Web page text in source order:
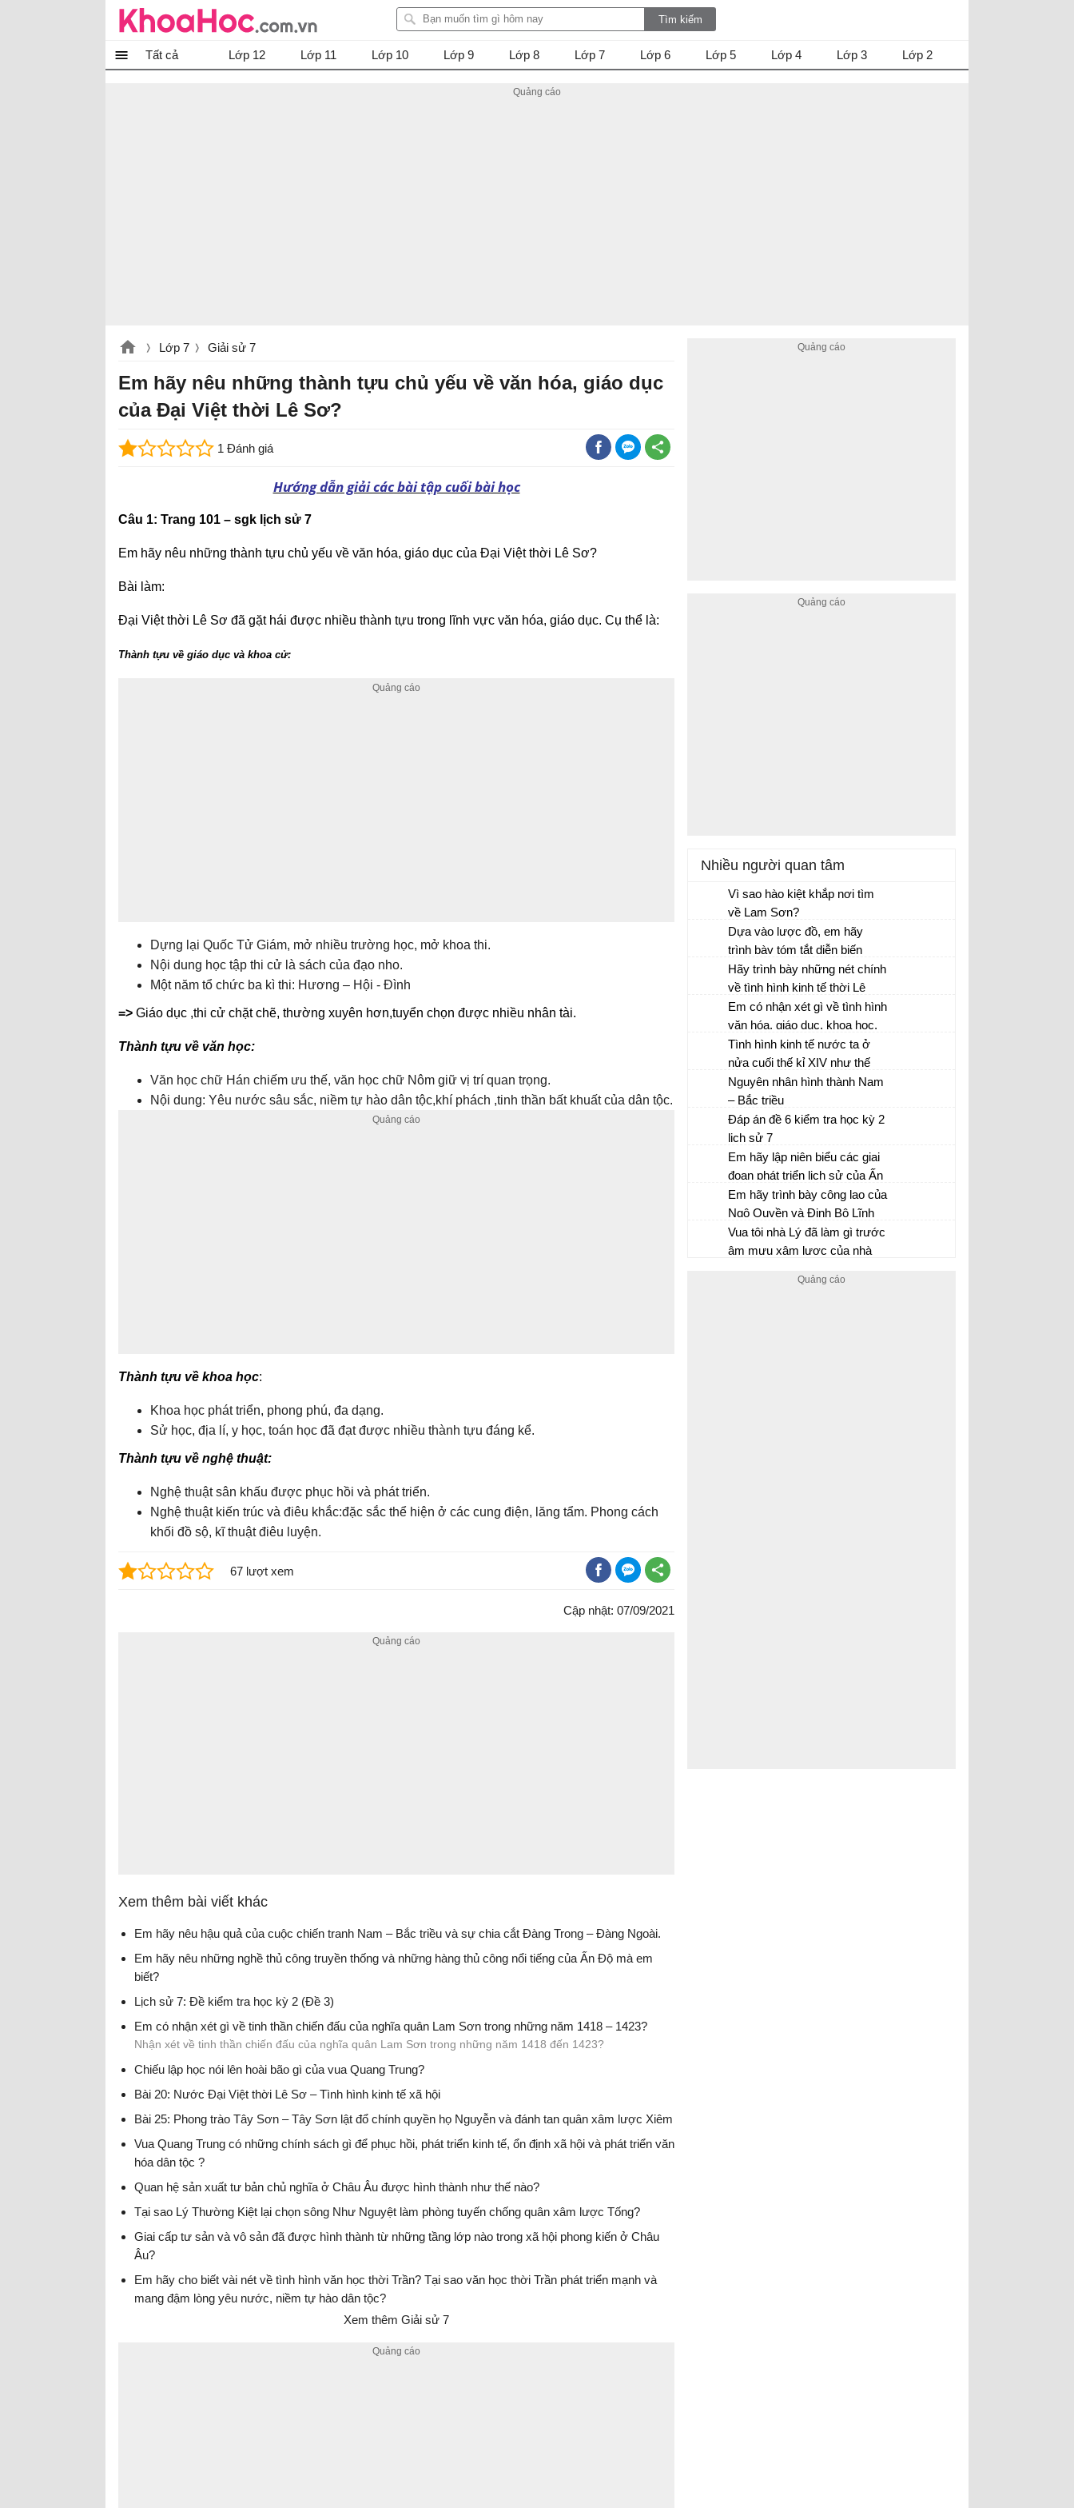
Tất cả Lớp 12 Lớp 11 Lớp 10 Lớp 9 Lớp 8 Lớp 7 Lớp 6 Lớp 5 Lớp 4 Lớp 3 Lớp 2
Lớp 7 Giải sử 7
Em hãy nêu những thành tựu chủ yếu về văn hóa, giáo dục
của Đại Việt thời Lê Sơ?
1 Đánh giá
Hướng dẫn giải các bài tập cuối bài học
Câu 1: Trang 101 – sgk lịch sử 7
Em hãy nêu những thành tựu chủ yếu về văn hóa, giáo dục của Đại Việt thời Lê Sơ?
Bài làm:
Đại Việt thời Lê Sơ đã gặt hái được nhiều thành tựu trong lĩnh vực văn hóa, giáo dục. Cụ thể là:
Thành tựu về giáo dục và khoa cử:
Dựng lại Quốc Tử Giám, mở nhiều trường học, mở khoa thi.
Nội dung học tập thi cử là sách của đạo nho.
Một năm tổ chức ba kì thi: Hương – Hội - Đình
=> Giáo dục ,thi cử chặt chẽ, thường xuyên hơn,tuyển chọn được nhiều nhân tài.
Thành tựu về văn học:
Văn học chữ Hán chiếm ưu thế, văn học chữ Nôm giữ vị trí quan trọng.
Nội dung: Yêu nước sâu sắc, niềm tự hào dân tộc,khí phách ,tinh thần bất khuất của dân tộc.
Thành tựu về khoa học:
Khoa học phát triển, phong phú, đa dạng.
Sử học, địa lí, y học, toán học đã đạt được nhiều thành tựu đáng kể.
Thành tựu về nghệ thuật:
Nghệ thuật sân khấu được phục hồi và phát triển.
Nghệ thuật kiến trúc và điêu khắc:đặc sắc thể hiện ở các cung điện, lăng tẩm. Phong cách
khối đồ sộ, kĩ thuật điêu luyện.
67 lượt xem
Cập nhật: 07/09/2021
Xem thêm bài viết khác
Em hãy nêu hậu quả của cuộc chiến tranh Nam – Bắc triều và sự chia cắt Đàng Trong – Đàng Ngoài.
Em hãy nêu những nghề thủ công truyền thống và những hàng thủ công nổi tiếng của Ấn Độ mà em
biết?
Lịch sử 7: Đề kiểm tra học kỳ 2 (Đề 3)
Em có nhận xét gì về tinh thần chiến đấu của nghĩa quân Lam Sơn trong những năm 1418 – 1423?
Nhận xét về tinh thần chiến đấu của nghĩa quân Lam Sơn trong những năm 1418 đến 1423?
Chiếu lập học nói lên hoài bão gì của vua Quang Trung?
Bài 20: Nước Đại Việt thời Lê Sơ – Tình hình kinh tế xã hội
Bài 25: Phong trào Tây Sơn – Tây Sơn lật đổ chính quyền họ Nguyễn và đánh tan quân xâm lược Xiêm
Vua Quang Trung có những chính sách gì để phục hồi, phát triển kinh tế, ổn định xã hội và phát triển văn
hóa dân tộc ?
Quan hệ sản xuất tư bản chủ nghĩa ở Châu Âu được hình thành như thế nào?
Tại sao Lý Thường Kiệt lại chọn sông Như Nguyệt làm phòng tuyến chống quân xâm lược Tống?
Giai cấp tư sản và vô sản đã được hình thành từ những tầng lớp nào trong xã hội phong kiến ở Châu
Âu?
Em hãy cho biết vài nét về tình hình văn học thời Trần? Tại sao văn học thời Trần phát triển mạnh và
mang đậm lòng yêu nước, niềm tự hào dân tộc?
Xem thêm Giải sử 7
Nhiều người quan tâm
Vì sao hào kiệt khắp nơi tìm
về Lam Sơn?
Vì sao hào kiệt khắp nơi tìm về Lam Sơn
theo Lê Lợi khởi nghĩa
Dựa vào lược đồ, em hãy
trình bày tóm tắt diễn biến
cuộc kháng chiến chống quân
Mông Cổ?
Hãy trình bày những nét chính
về tình hình kinh tế thời Lê
sơ?
Em có nhận xét gì về tình hình
văn hóa, giáo dục, khoa học,
nghệ thuật thời Trần ?
Tình hình kinh tế nước ta ở
nửa cuối thế kỉ XIV như thế
nào? Tại sao có tình trạng đó?
Nguyên nhân hình thành Nam
– Bắc triều
Đáp án đề 6 kiểm tra học kỳ 2
lịch sử 7
Em hãy lập niên biểu các giai
đoạn phát triển lịch sử của Ấn
Độ?
Em hãy trình bày công lao của
Ngô Quyền và Đinh Bộ Lĩnh
với nước ta trong buổi đầu
độc lập?
Vua tôi nhà Lý đã làm gì trước
âm mưu xâm lược của nhà